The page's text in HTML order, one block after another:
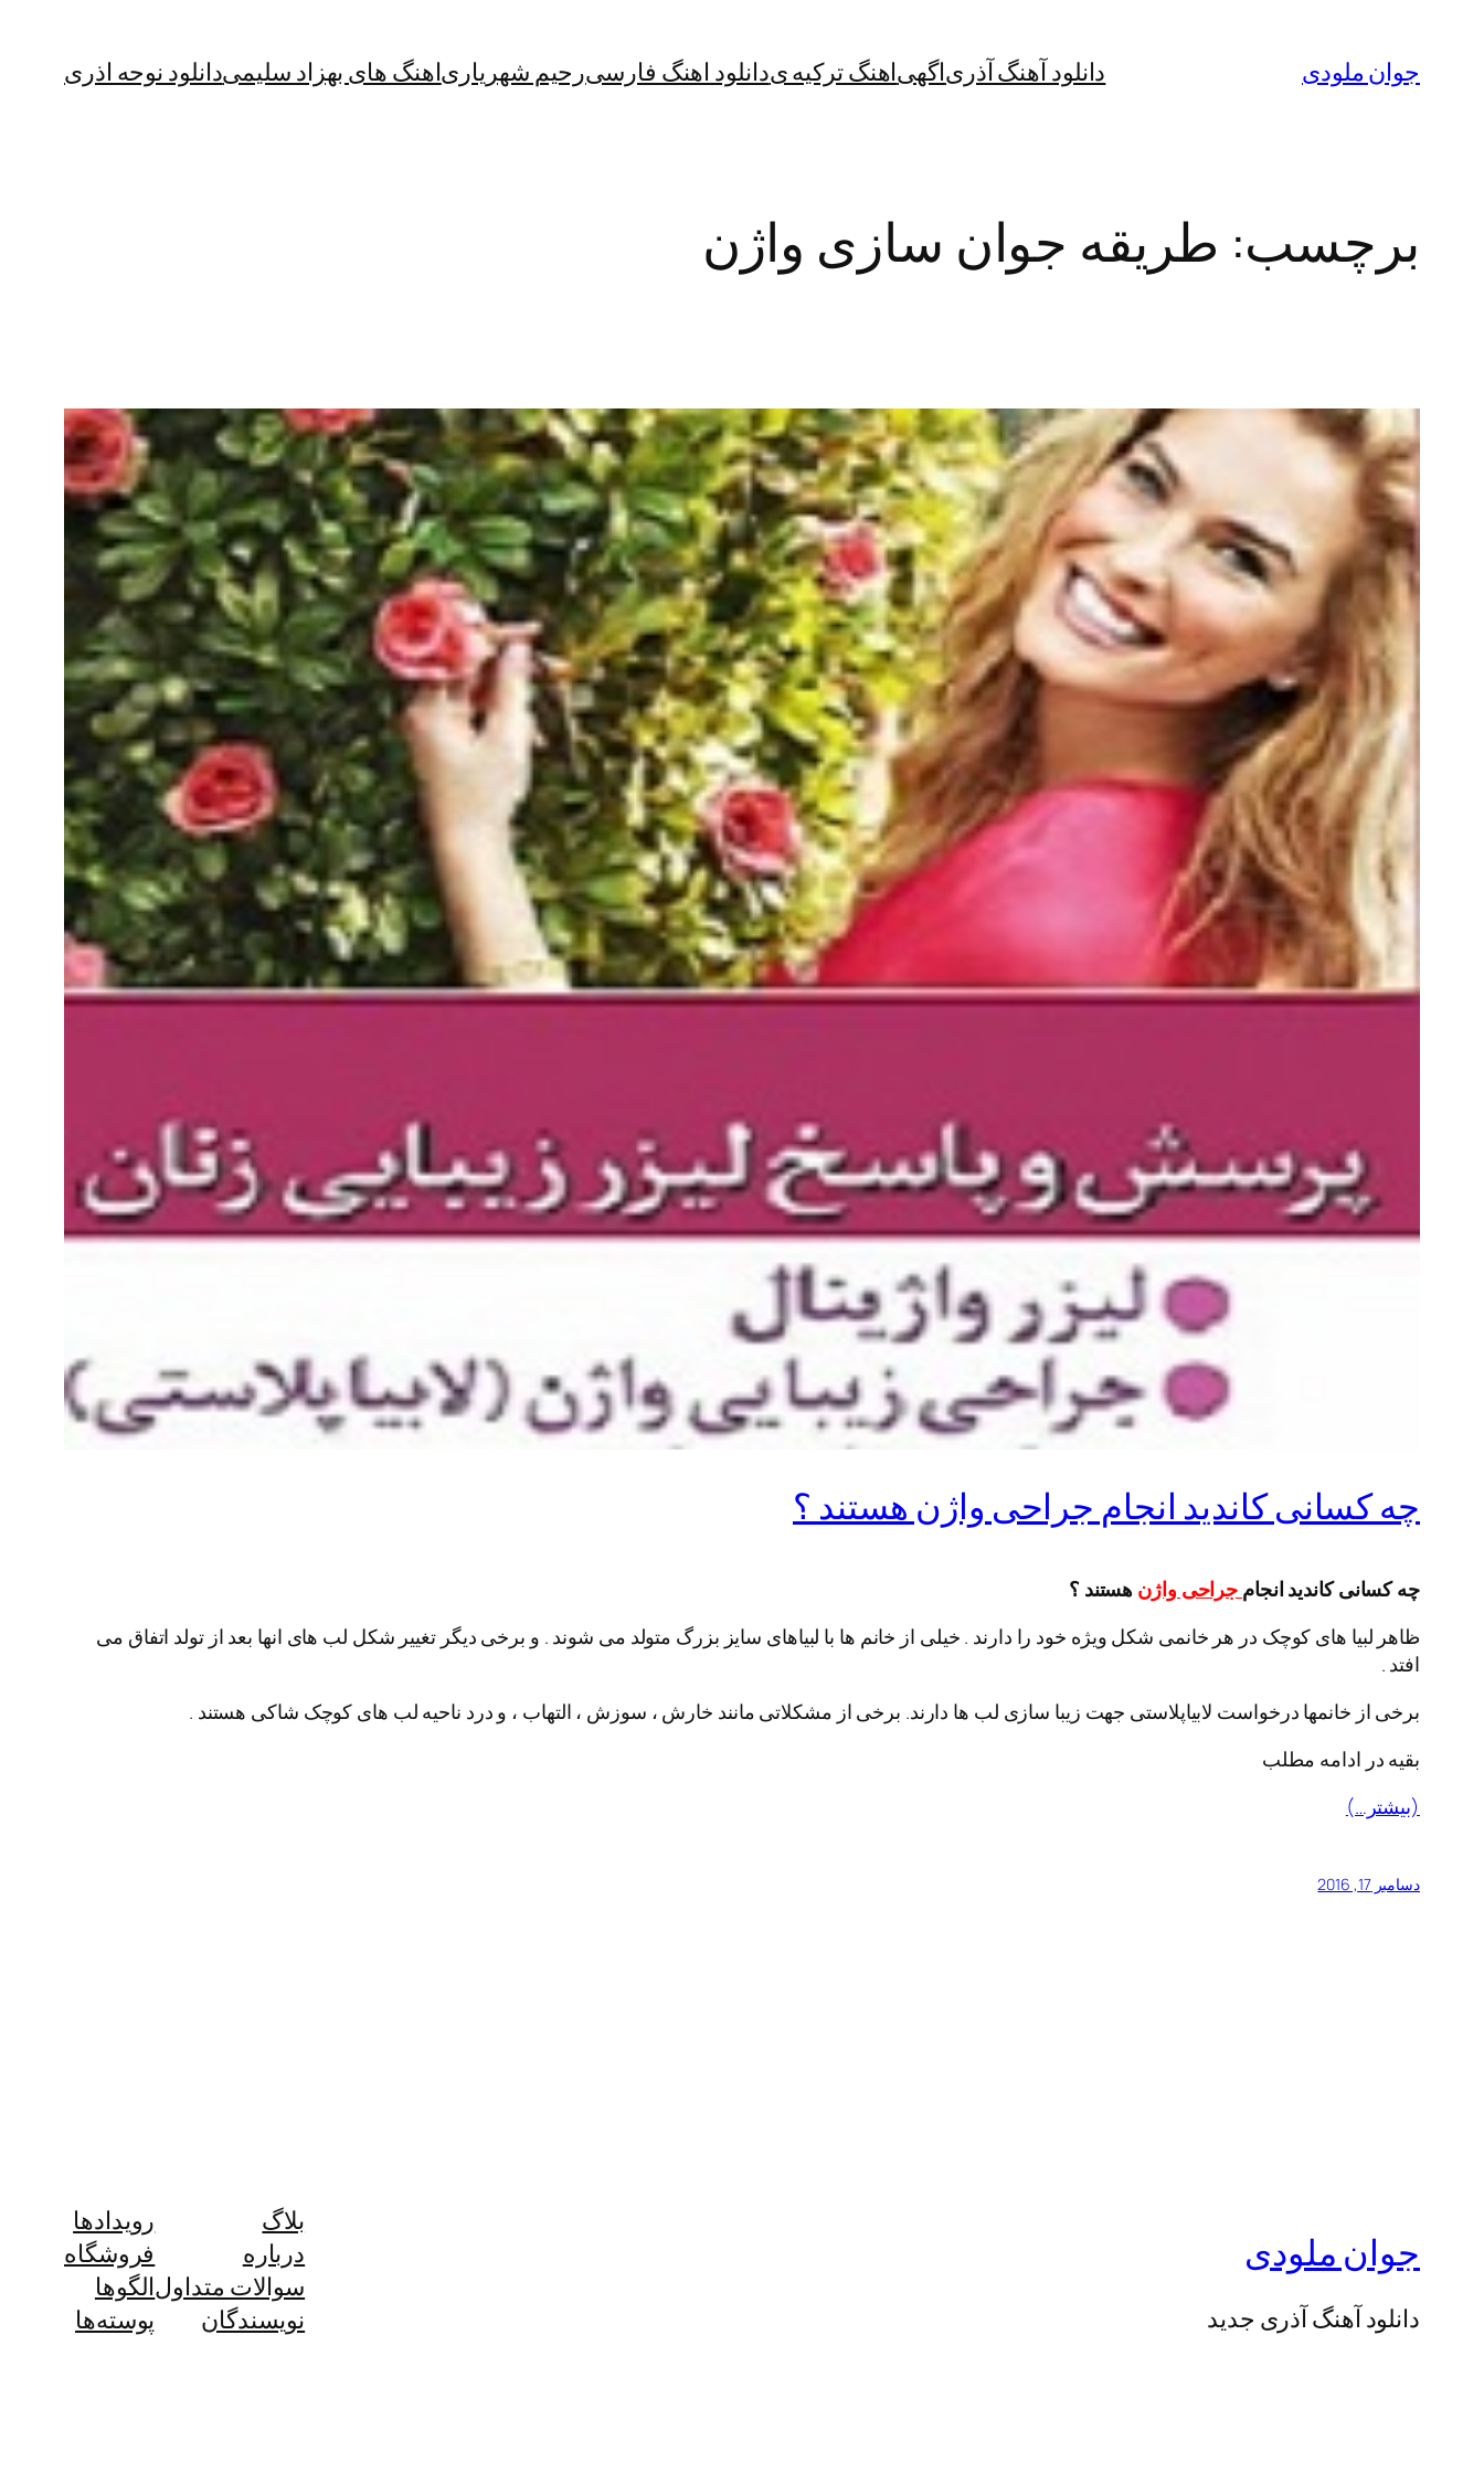
جوان ملودی دانلود آهنگ آذریاگهیاهنگ ترکیه یدانلود اهنگ فارسیرحیم شهریاریاهنگ های بهزاد سلیمیدانلود نوحه اذری
برچسب: طریقه جوان سازی واژن
چه کسانی کاندید انجام جراحی واژن هستند ؟
چه کسانی کاندید انجام جراحی واژن هستند ؟
ظاهر لبیا های کوچک در هر خانمی شکل ویژه خود را دارند . خیلی از خانم ها با لبیاهای سایز بزرگ متولد می شوند . و برخی دیگر تغییر شکل لب های انها بعد از تولد اتفاق می
افتد .
برخی از خانمها درخواست لابیاپلاستی جهت زیبا سازی لب ها دارند. برخی از مشکلاتی مانند خارش ، سوزش ، التهاب ، و درد ناحیه لب های کوچک شاکی هستند .
بقیه در ادامه مطلب
(بیشتر…)
دسامبر 17, 2016
جوان ملودی
دانلود آهنگ آذری جدید
بلاگ
درباره
سوالات متداول
نویسندگان
رویدادها
فروشگاه
الگوها
پوسته‌ها